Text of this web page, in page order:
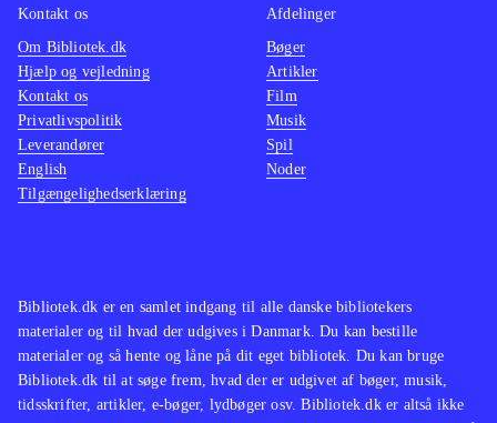
Bibliotek.dk er en samlet indgang til alle danske bibliotekers
materialer og til hvad der udgives i Danmark. Du kan bestille
materialer og så hente og låne på dit eget bibliotek. Du kan bruge
Bibliotek.dk til at søge frem, hvad der er udgivet af bøger, musik,
tidsskrifter, artikler, e-bøger, lydbøger osv. Bibliotek.dk er altså ikke
Kontakt os
Om Bibliotek.dk
Hjælp og vejledning
Kontakt os
Privatlivspolitik
Leverandører
English
Tilgængelighedserklæring
Afdelinger
Bøger
Artikler
Film
Musik
Spil
Noder